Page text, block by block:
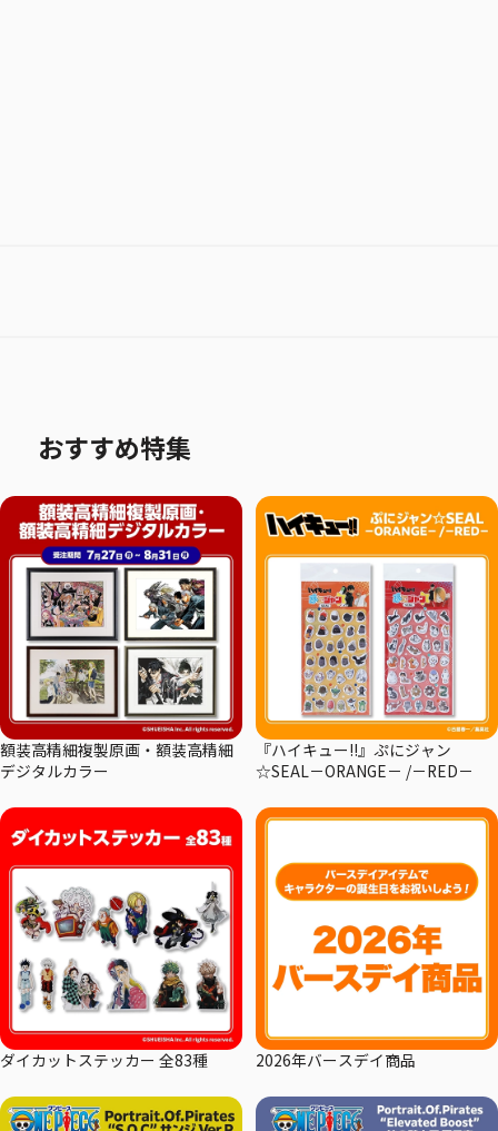
おすすめ特集
額装高精細複製原画・額装高精細
デジタルカラー
『ハイキュー!!』ぷにジャン
☆SEAL－ORANGE－ /－RED－
ダイカットステッカー 全83種 2026年バースデイ商品